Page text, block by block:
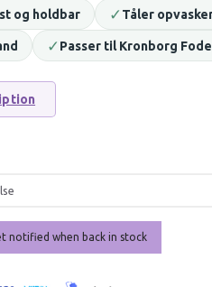
og holdbar ✓Tåler
✓Passer til Kronborg
notified when back in stock